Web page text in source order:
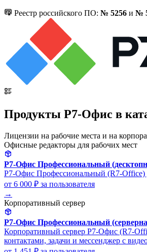
Реестр российского ПО: № 5256 и №
Продукты Р7-Офис в
Лицензии на рабочие места и на
Офисные редакторы для рабочих мест
Р7-Офис Профессиональный
Р7-Офис Профессиональный (R7-Office)
от 6 000 ₽ за пользователя
→
Корпоративный сервер
Р7-Офис Профессиональный
Корпоративный сервер Р7-Офис (R7-
контактами, задачи и мессенджер с